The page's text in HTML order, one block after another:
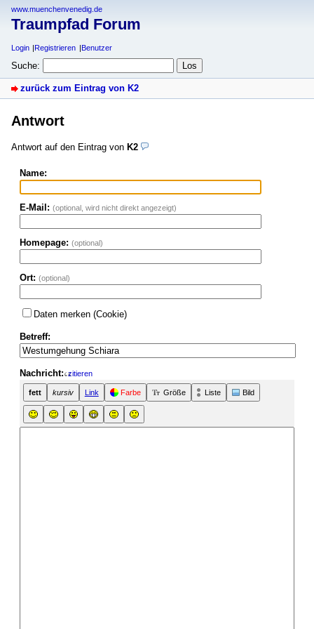
www.muenchenvenedig.de
Traumpfad Forum
Login Registrieren Benutzer
Suche:
zurück zum Eintrag von K2
Antwort
Antwort auf den Eintrag von K2
Name:
E-Mail: (optional, wird nicht direkt angezeigt)
Homepage: (optional)
Ort: (optional)
Daten merken (Cookie)
Betreff:
Nachricht: zitieren
fett kursiv Link Farbe Größe Liste Bild